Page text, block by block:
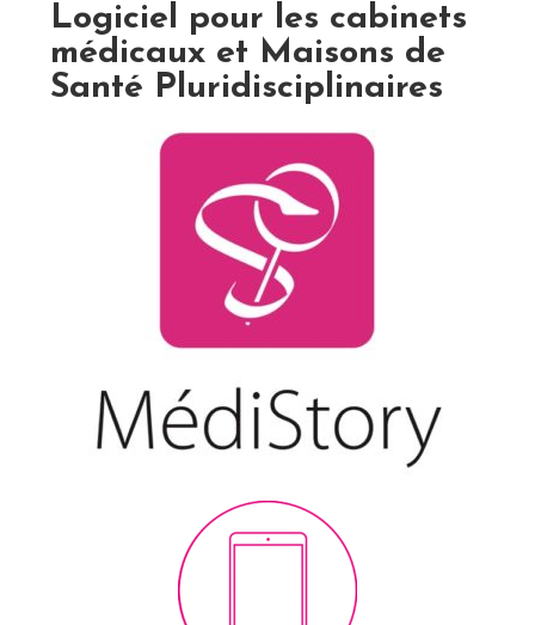
Logiciel pour les cabinets
médicaux et Maisons de
Santé Pluridisciplinaires